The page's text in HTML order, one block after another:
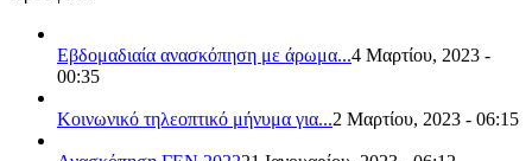
Εβδομαδιαία ανασκόπηση με άρωμα...4 Μαρτίου, 2023 -
00:35
Κοινωνικό τηλεοπτικό μήνυμα για...2 Μαρτίου, 2023 - 06:15